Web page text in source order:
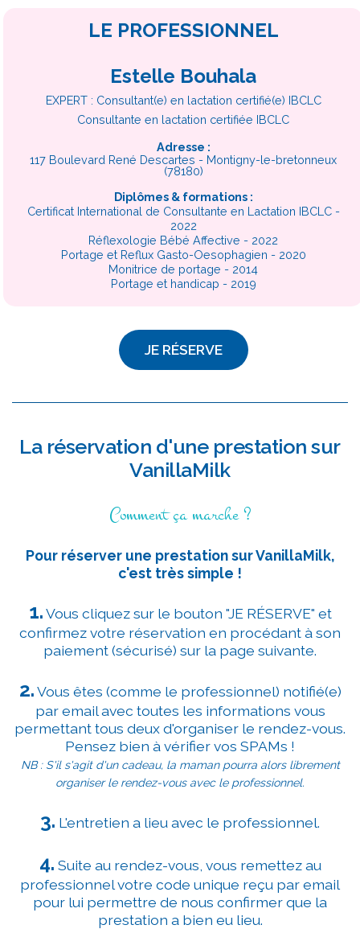
LE PROFESSIONNEL
Estelle Bouhala
EXPERT : Consultant(e) en lactation certifié(e) IBCLC
Consultante en lactation certifiée IBCLC
Adresse :
117 Boulevard René Descartes - Montigny-le-bretonneux
(78180)
Diplômes & formations :
Certificat International de Consultante en Lactation IBCLC -
2022
Réflexologie Bébé Affective - 2022
Portage et Reflux Gasto-Oesophagien - 2020
Monitrice de portage - 2014
Portage et handicap - 2019
JE RÉSERVE
La réservation d'une prestation sur
VanillaMilk
Comment ça marche ?
Pour réserver une prestation sur VanillaMilk,
c'est très simple !
1.Vous cliquez sur le bouton "JE RÉSERVE" et
confirmez votre réservation en procédant à son
paiement (sécurisé) sur la page suivante.
2.Vous êtes (comme le professionnel) notifié(e)
par email avec toutes les informations vous
permettant tous deux d'organiser le rendez-vous.
Pensez bien à vérifier vos SPAMs !
NB : S'il s'agit d'un cadeau, la maman pourra alors librement
organiser le rendez-vous avec le professionnel.
3. L'entretien a lieu avec le professionnel.
4. Suite au rendez-vous, vous remettez au
professionnel votre code unique reçu par email
pour lui permettre de nous confirmer que la
prestation a bien eu lieu.